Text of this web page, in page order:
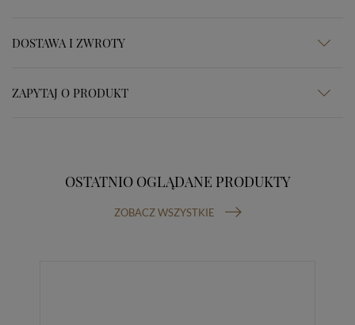
DOSTAWA I ZWROTY
ZAPYTAJ O PRODUKT
OSTATNIO OGLĄDANE PRODUKTY
ZOBACZ WSZYSTKIE